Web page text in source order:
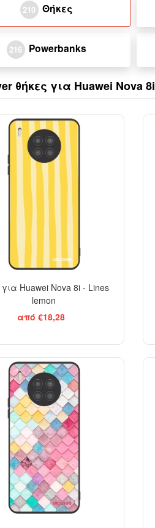
210 Θήκες
216 Powerbanks
θήκες για Huawei Nova 8i
Huawei Nova 8i - Lines
lemon
από €18,28